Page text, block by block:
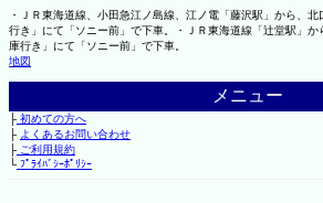
・ＪＲ東海道線、小田急江ノ島線、江ノ電「藤沢駅」から、
行き」にて「ソニー前」で下車。・ＪＲ東海道線「辻堂駅」
庫行き」にて「ソニー前」で下車。
地図
メニュー
├初めての方へ
├ よくあるお問い合わせ
├ご利用規約
└ﾌﾟﾗｲﾊﾞｼｰﾎﾟﾘｼｰ